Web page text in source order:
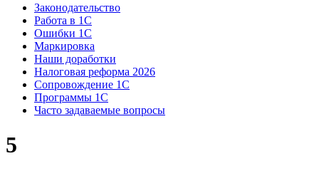
Законодательство
Работа в 1С
Ошибки 1С
Маркировка
Наши доработки
Налоговая реформа 2026
Сопровождение 1С
Программы 1С
Часто задаваемые вопросы
5